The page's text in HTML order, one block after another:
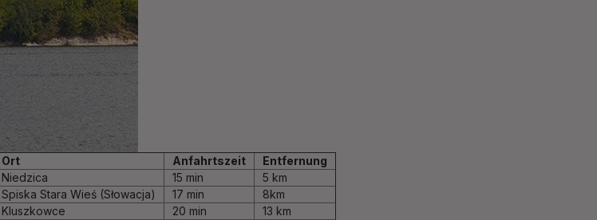
Ort Anfahrtszeit Entfernung
Niedzica 15 min
5 km
Spiska Stara Wieś (Słowacja) 17 min
8km
Kluszkowce 20 min
13 km